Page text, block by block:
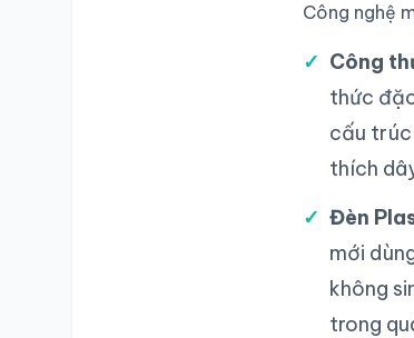
Công nghệ
Công
thức
cấu trúc
thích
Đèn
mới
không
trong